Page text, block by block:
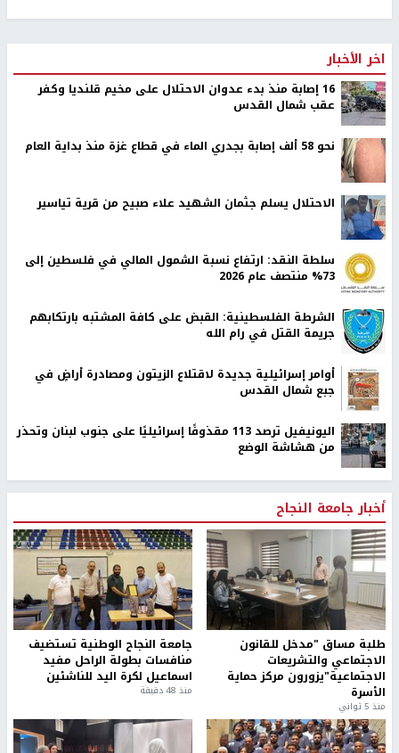
اخر الأخبار
16 إصابة منذ بدء عدوان الاحتلال على مخيم قلنديا وكفر
عقب شمال القدس
نحو 58 ألف إصابة بجدري الماء في قطاع غزة منذ بداية العام
الاحتلال يسلم جثمان الشهيد علاء صبيح من قرية تياسير
سلطة النقد: ارتفاع نسبة الشمول المالي في فلسطين إلى
73% منتصف عام 2026
الشرطة الفلسطينية: القبض على كافة المشتبه بارتكابهم
جريمة القتل في رام الله
أوامر إسرائيلية جديدة لاقتلاع الزيتون ومصادرة أراضٍ في
جبع شمال القدس
اليونيفيل ترصد 113 مقذوفًا إسرائيليًا على جنوب لبنان وتحذر
من هشاشة الوضع
أخبار جامعة النجاح
طلبة مساق "مدخل للقانون
الاجتماعي والتشريعات
الاجتماعية"يزورون مركز حماية
الأسرة
منذ 5 ثواني
جامعة النجاح الوطنية تستضيف
منافسات بطولة الراحل مفيد
اسماعيل لكرة اليد للناشئين
منذ 48 دقيقة